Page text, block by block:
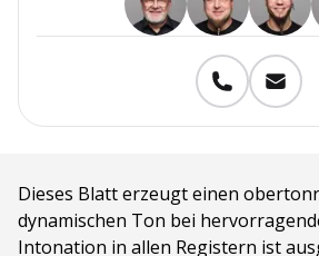
Dieses Blatt erzeugt einen
dynamischen Ton bei
Intonation in allen Registern ist